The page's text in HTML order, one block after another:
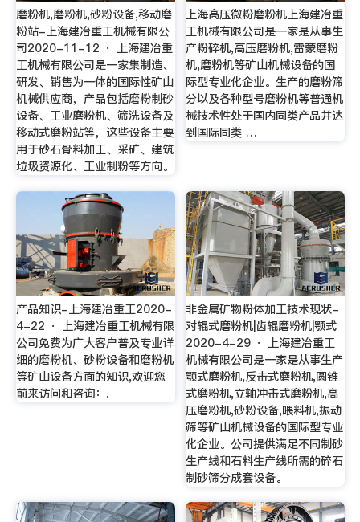
磨粉机,磨粉机,砂粉设备,移动磨
粉站-上海建冶重工机械有限公
司2020-11-12 · 上海建冶重
工机械有限公司是一家集制造、
研发、销售为一体的国际性矿山
机械供应商，产品包括磨粉制砂
设备、工业磨粉机、筛洗设备及
移动式磨粉站等，这些设备主要
用于砂石骨料加工、采矿、建筑
垃圾资源化、工业制粉等方向。
上海高压微粉磨粉机上海建冶重
工机械有限公司是一家是从事生
产粉碎机,高压磨粉机,雷蒙磨粉
机,磨粉机等矿山机械设备的国
际型专业化企业。生产的磨粉筛
分以及各种型号磨粉机等普通机
械技术性处于国内同类产品并达
到国际同类 …
产品知识-上海建冶重工2020-
4-22 · 上海建冶重工机械有限
公司免费为广大客户普及专业详
细的磨粉机、砂粉设备和磨粉机
等矿山设备方面的知识,欢迎您
前来访问和咨询：.
非金属矿物粉体加工技术现状-
对辊式磨粉机|齿辊磨粉机|颚式
2020-4-29 · 上海建冶重工
机械有限公司是一家是从事生产
颚式磨粉机,反击式磨粉机,圆锥
式磨粉机,立轴冲击式磨粉机,高
压磨粉机,砂粉设备,喂料机,振动
筛等矿山机械设备的国际型专业
化企业。公司提供满足不同制砂
生产线和石料生产线所需的碎石
制砂筛分成套设备。